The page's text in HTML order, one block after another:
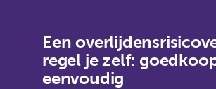
Een
regel je zelf:
eenvoudig